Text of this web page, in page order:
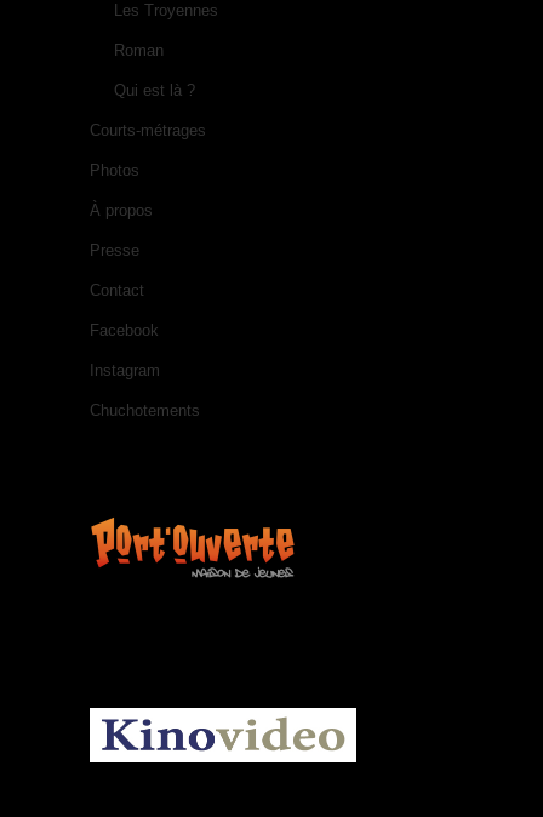
Les Troyennes
Roman
Qui est là ?
Courts-métrages
Photos
À propos
Presse
Contact
Facebook
Instagram
Chuchotements